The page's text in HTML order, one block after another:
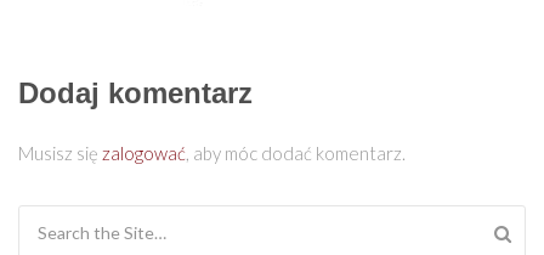
Dodaj komentarz
Musisz się zalogować, aby móc dodać komentarz.